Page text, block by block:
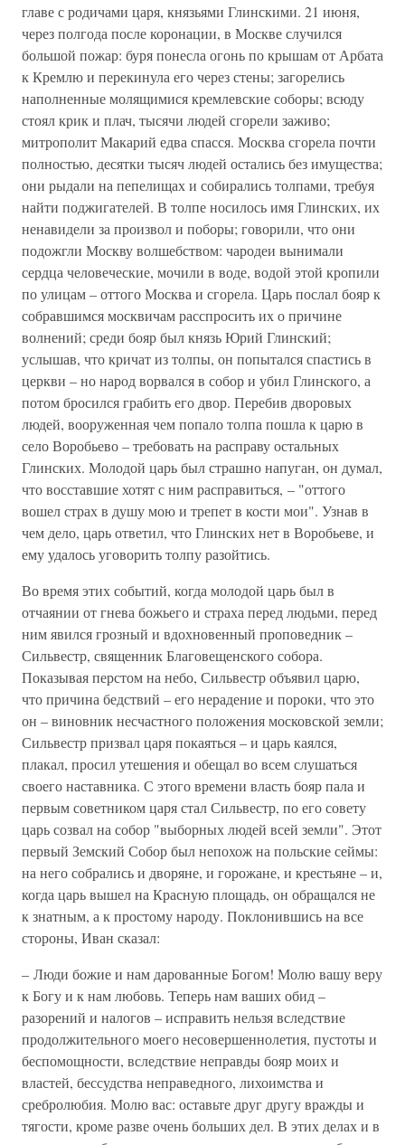
главе с родичами царя, князьями Глинскими. 21 июня,
через полгода после коронации, в Москве случился
большой пожар: буря понесла огонь по крышам от Арбата
к Кремлю и перекинула его через стены; загорелись
наполненные молящимися кремлевские соборы; всюду
стоял крик и плач, тысячи людей сгорели заживо;
митрополит Макарий едва спасся. Москва сгорела почти
полностью, десятки тысяч людей остались без имущества;
они рыдали на пепелищах и собирались толпами, требуя
найти поджигателей. В толпе носилось имя Глинских, их
ненавидели за произвол и поборы; говорили, что они
подожгли Москву волшебством: чародеи вынимали
сердца человеческие, мочили в воде, водой этой кропили
по улицам – оттого Москва и сгорела. Царь послал бояр к
собравшимся москвичам расспросить их о причине
волнений; среди бояр был князь Юрий Глинский;
услышав, что кричат из толпы, он попытался спастись в
церкви – но народ ворвался в собор и убил Глинского, а
потом бросился грабить его двор. Перебив дворовых
людей, вооруженная чем попало толпа пошла к царю в
село Воробьево – требовать на расправу остальных
Глинских. Молодой царь был страшно напуган, он думал,
что восставшие хотят с ним расправиться, – "оттого
вошел страх в душу мою и трепет в кости мои". Узнав в
чем дело, царь ответил, что Глинских нет в Воробьеве, и
ему удалось уговорить толпу разойтись.
Во время этих событий, когда молодой царь был в
отчаянии от гнева божьего и страха перед людьми, перед
ним явился грозный и вдохновенный проповедник –
Сильвестр, священник Благовещенского собора.
Показывая перстом на небо, Сильвестр объявил царю,
что причина бедствий – его нерадение и пороки, что это
он – виновник несчастного положения московской земли;
Сильвестр призвал царя покаяться – и царь каялся,
плакал, просил утешения и обещал во всем слушаться
своего наставника. С этого времени власть бояр пала и
первым советником царя стал Сильвестр, по его совету
царь созвал на собор "выборных людей всей земли". Этот
первый Земский Собор был непохож на польские сеймы:
на него собрались и дворяне, и горожане, и крестьяне – и,
когда царь вышел на Красную площадь, он обращался не
к знатным, а к простому народу. Поклонившись на все
стороны, Иван сказал:
– Люди божие и нам дарованные Богом! Молю вашу веру
к Богу и к нам любовь. Теперь нам ваших обид –
разорений и налогов – исправить нельзя вследствие
продолжительного моего несовершеннолетия, пустоты и
беспомощности, вследствие неправды бояр моих и
властей, бессудства неправедного, лихоимства и
сребролюбия. Молю вас: оставьте друг другу вражды и
тягости, кроме разве очень больших дел. В этих делах и в